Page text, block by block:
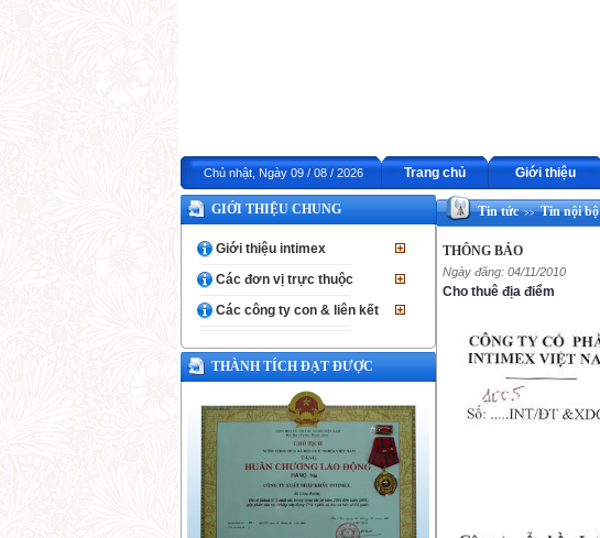
Chủ nhật, Ngày 09 / 08 / 2026 Trang chủ Giới thiệu
GIỚI THIỆU CHUNG
Giới thiệu intimex
Các đơn vị trực thuộc
Các công ty con & liên kết
THÀNH TÍCH ĐẠT ĐƯỢC
Tin tức>>Tin nội bộ
THÔNG BÁO
Ngày đăng: 04/11/2010
Cho thuê địa điểm